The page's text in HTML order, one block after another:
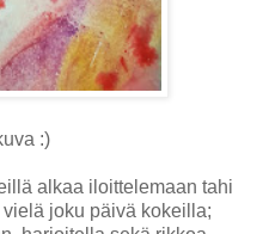
:)
alkaa iloittelemaan tahi
joku päivä kokeilla;